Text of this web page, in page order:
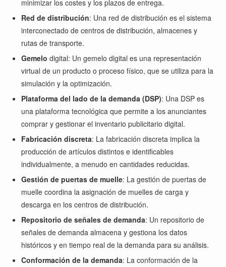
minimizar los costes y los plazos de entrega.
Red de distribución: Una red de distribución es el sistema
interconectado de centros de distribución, almacenes y
rutas de transporte.
Gemelo digital: Un gemelo digital es una representación
virtual de un producto o proceso físico, que se utiliza para la
simulación y la optimización.
Plataforma del lado de la demanda (DSP): Una DSP es
una plataforma tecnológica que permite a los anunciantes
comprar y gestionar el inventario publicitario digital.
Fabricación discreta: La fabricación discreta implica la
producción de artículos distintos e identificables
individualmente, a menudo en cantidades reducidas.
Gestión de puertas de muelle: La gestión de puertas de
muelle coordina la asignación de muelles de carga y
descarga en los centros de distribución.
Repositorio de señales de demanda: Un repositorio de
señales de demanda almacena y gestiona los datos
históricos y en tiempo real de la demanda para su análisis.
Conformación de la demanda: La conformación de la